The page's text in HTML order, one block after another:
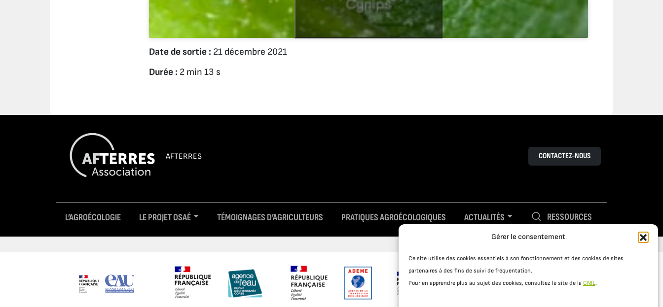
Gérer le consentement
Ce site utilise des cookies essentiels à son fonctionnement et des cookies de sites
partenaires à des fins de suivi de fréquentation.
Pour en apprendre plus au sujet des cookies, consultez le site de la CNIL.
Date de sortie : 21 décembre 2021
Durée : 2 min 13 s
AFTERRES CONTACTEZ-NOUS
L’AGROÉCOLOGIE LE PROJET OSAÉ TÉMOIGNAGES D’AGRICULTEURS PRATIQUES AGROÉCOLOGIQUES ACTUALITÉS RESSOURCES